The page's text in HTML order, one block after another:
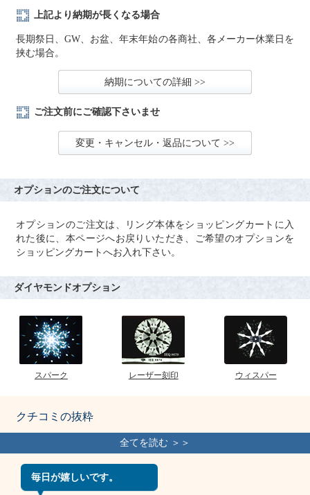
上記より納期が長くなる場合
長期祭日、GW、お盆、年末年始の各商社、各メーカー休業日を
挟む場合。
納期についての詳細 >>
ご注文前にご確認下さいませ
変更・キャンセル・返品について >>
オプションのご注文について
オプションのご注文は、リング本体をショッピングカートに入
れた後に、本ページへお戻りいただき、ご希望のオプションを
ショッピングカートへお入れ下さい。
ダイヤモンドオプション
スパーク レーザー刻印 ウィスパー
クチコミの抜粋
毎日が嬉しいです。